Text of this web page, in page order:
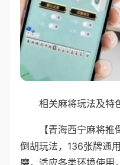
相关麻将玩法及特
【青海西宁麻将
倒胡玩法，136张牌通
磨，适应各类环境使用